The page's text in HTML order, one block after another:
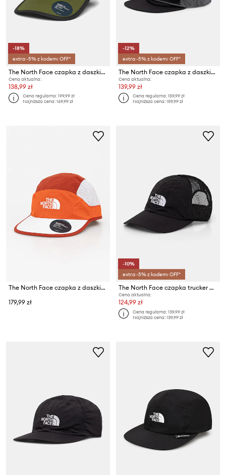
-18%
extra -5% z kodem: OFF*
The North Face czapka z daszkiem męska ANTORA RAIN
Cena aktualna:
138,99 zł
Cena regularna:199,99 zł
Najniższa cena:169,99 zł
-12%
extra -5% z kodem: OFF*
The North Face czapka z daszkiem RUNNER TRUCKER
Cena aktualna:
139,99 zł
Cena regularna:159,99 zł
Najniższa cena:159,99 zł
The North Face czapka z daszkiem Summer Run
179,99 zł
-10%
extra -5% z kodem: OFF*
The North Face czapka trucker Horizon
Cena aktualna:
124,99 zł
Cena regularna:139,99 zł
Najniższa cena:139,99 zł